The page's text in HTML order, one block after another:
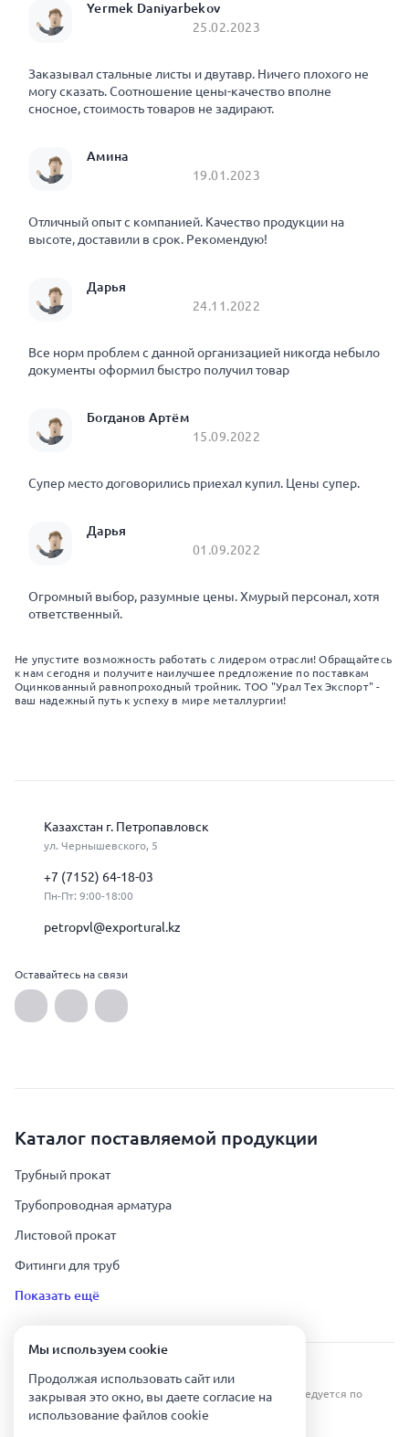
Yermek Daniyarbekov
25.02.2023
Заказывал стальные листы и двутавр. Ничего плохого не
могу сказать. Соотношение цены-качество вполне
сносное, стоимость товаров не задирают.
Амина
19.01.2023
Отличный опыт с компанией. Качество продукции на
высоте, доставили в срок. Рекомендую!
Дарья
24.11.2022
Все норм проблем с данной организацией никогда небыло
документы оформил быстро получил товар
Богданов Артём
15.09.2022
Супер место договорились приехал купил. Цены супер.
Дарья
01.09.2022
Огромный выбор, разумные цены. Хмурый персонал, хотя
ответственный.
Не упустите возможность работать с лидером отрасли! Обращайтесь
к нам сегодня и получите наилучшее предложение по поставкам
Оцинкованный равнопроходный тройник. ТОО "Урал Тех Экспорт" -
ваш надежный путь к успеху в мире металлургии!
Казахстан г. Петропавловск
ул. Чернышевского, 5
+7 (7152) 64-18-03
Пн-Пт: 9:00-18:00
petropvl@exportural.kz
Оставайтесь на связи
Каталог поставляемой продукции
Трубный прокат
Трубопроводная арматура
Листовой прокат
Фитинги для труб
Показать ещё
Урал Тех Экспорт — Казахстан © 2019-
Все права защищены. Копирование информации преследуется по
Мы используем сookie
Продолжая использовать сайт или
закрывая это окно, вы даете согласие на
использование файлов сookie